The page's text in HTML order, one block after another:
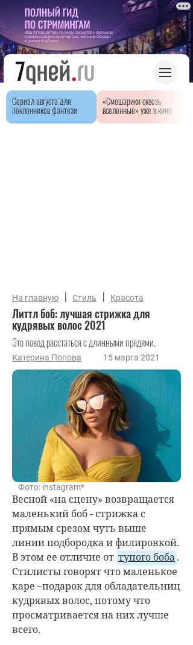
Сериал августа для
поклонников фэнтези
«Смешарики сквозь
вселенные» уже в кино
На главную | Стиль | Красота
Литтл боб: лучшая стрижка для
кудрявых волос 2021
Это повод расстаться с длинными прядями.
Катерина Попова 15 марта 2021
Фото: instagram*
Весной «на сцену» возвращается
маленький боб - стрижка с
прямым срезом чуть выше
линии подбородка и филировкой.
В этом ее отличие от тупого боба.
Стилисты говорят что маленькое
каре –подарок для обладательниц
кудрявых волос, потому что
просматривается на них лучше
всего.